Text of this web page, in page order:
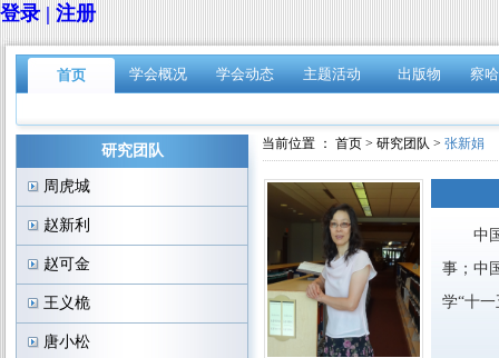
登录 | 注册
首页 学会概况 学会动态 主题活动 出版物 察
研究团队
周虎城
赵新利
赵可金
王义桅
唐小松
当前位置 ： 首页 > 研究团队 > 张新娟
中国
事；中
学“十